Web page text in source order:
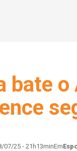
bate
07/25 - 21h13minEm